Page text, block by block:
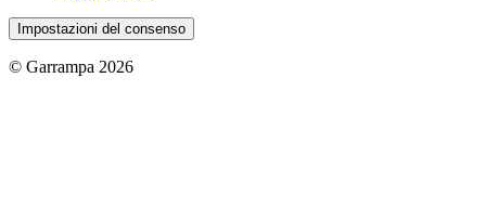
Impostazioni del consenso
© Garrampa 2026